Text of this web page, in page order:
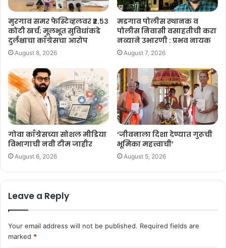
मुरगाव समर फेस्टिव्हलवर ₹२.५३
कोटी खर्च; मूलभूत सुविधांकडे
दुर्लक्षाचा काँग्रेसचा आरोप
August 8, 2026
मडगाव पोलीस स्थानक व
पोलीस निवासी वसाहतीची करा
नव्याने उभारणी : प्रभव नायक
August 7, 2026
गोवा काँग्रेसच्या सोशल मीडिया
विभागाची नवी टीम जाहीर
August 6, 2026
‘जीवनाला दिशा देण्यात गुरूची
भूमिका महत्त्वाची’
August 5, 2026
Leave a Reply
Your email address will not be published. Required fields are
marked *